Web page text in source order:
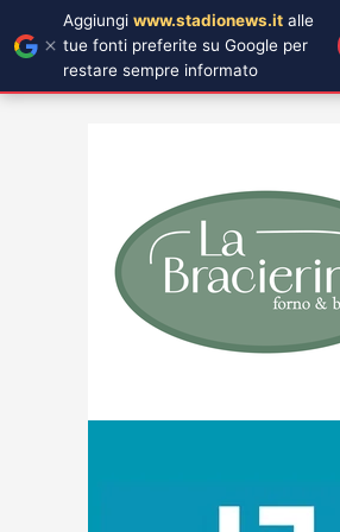
Aggiungi www.stadionews.it alle
tue fonti preferite su Google per
restare sempre informato